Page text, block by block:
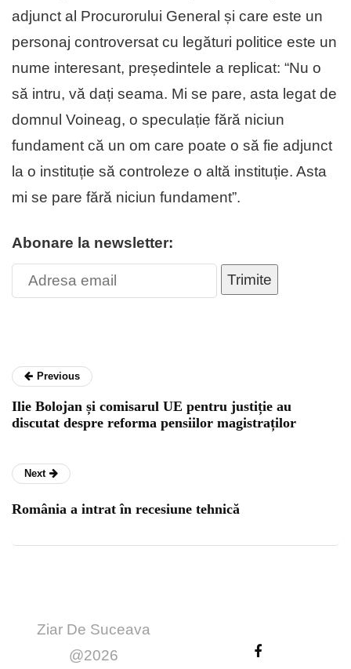
adjunct al Procurorului General și care este un
personaj controversat cu legături politice este un
nume interesant, președintele a replicat: “Nu o
să intru, vă dați seama. Mi se pare, asta legat de
domnul Voineag, o speculație fără niciun
fundament că un om care poate o să fie adjunct
la o instituție să controleze o altă instituție. Asta
mi se pare fără niciun fundament”.
Abonare la newsletter:
Trimite
Previous
Ilie Bolojan și comisarul UE pentru justiție au
discutat despre reforma pensiilor magistraților
Next
România a intrat în recesiune tehnică
Ziar De Suceava
@2026